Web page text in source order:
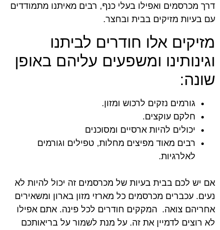
דרך מכרסמים ואפילו בעלי כנף, רבים מאיתנו מתמודדים
עם בעיות מזיקים בבית ובחצר.
מזיקים אלו חודרים לביתנו
וגינותינו ומשפעים עליהם באופן
שונה:
גורמים נזקים לרכוש ומזון.
חלקם עוקצים.
יכולים להיות ארסיים ומסוכנים
רבים מאוד מפיצים מחלות, טפילים וגורמים
לאלרגיות.
אם יש לכם בבית בעיות של מכרסמים זה יכול להיות לא
נעים. עכברים מכרסמים כל מארזי מזון בארון ומשאירים
אחריהם צואה. המקקים חודרים לכל פינה. אתם אפילו
לא רוצים לדמיין את זה. על מנת לשמור על בריאותכם